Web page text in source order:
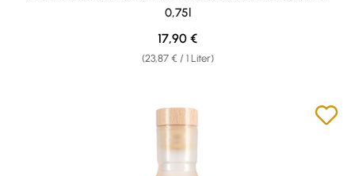
0,75l
(23,87 € / 1 Liter)
Regulärer Preis:
17,90 €